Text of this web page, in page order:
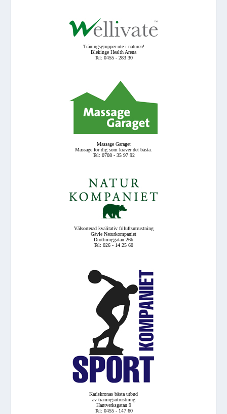
Träningsgrupper ute i naturen!
Blekinge Health Arena
Tel: 0455 - 283 30
Massage Garaget
Massage för dig som kräver det bästa.
Tel: 0708 - 35 97 92
Välsorterad kvalitativ friluftsutrustning
Gävle Naturkompaniet
Drottninggatan 26b
Tel: 026 - 14 25 60
Karlskronas bästa utbud
av träningsutrustning
Hantverksgatan 9
Tel: 0455 - 147 60